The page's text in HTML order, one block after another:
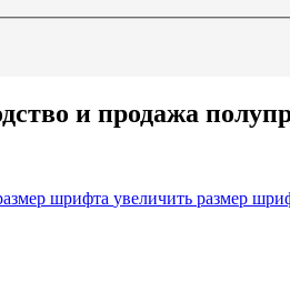
и продажа
шрифта увеличить размер